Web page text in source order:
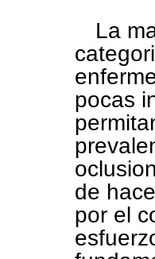
La
pocas
de
por el